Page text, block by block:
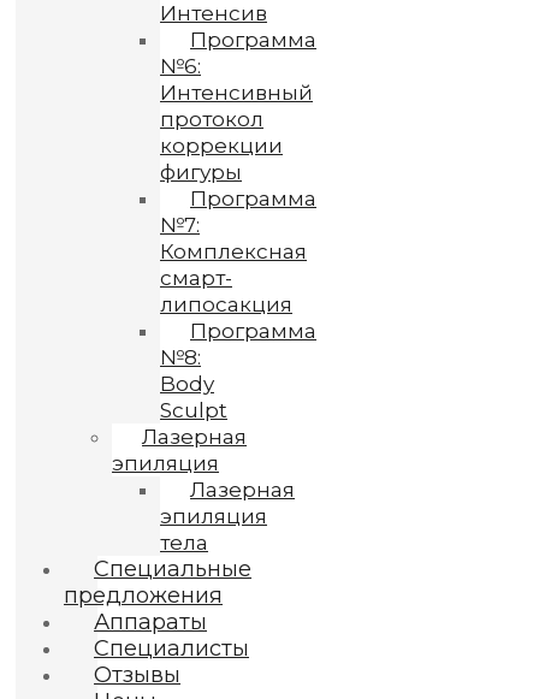
Интенсив
Программа
№6:
Интенсивный
протокол
коррекции
фигуры
Программа
№7:
Комплексная
смарт-
липосакция
Программа
№8:
Body
Sculpt
Лазерная
эпиляция
Лазерная
эпиляция
тела
Специальные
предложения
Аппараты
Специалисты
Отзывы